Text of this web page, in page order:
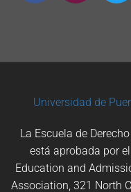
Universidad de
La Escuela de
está aprobada por
Education and
Association, 321 North